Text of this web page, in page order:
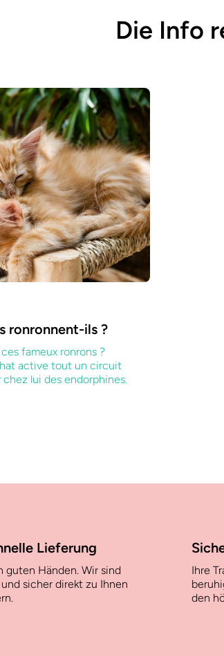
Die Info
ronronnent-ils ?
fameux ronrons ?
active tout un circuit
lui des endorphines.
Lieferung
guten Händen. Wir sind
sicher direkt zu Ihnen
Ihre
den